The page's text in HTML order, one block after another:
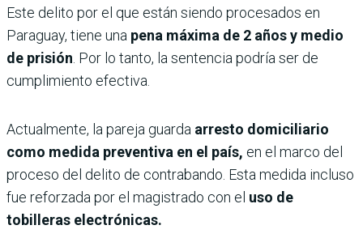
Este delito por el que están siendo procesados en
Paraguay, tiene una pena máxima de 2 años y medio
de prisión. Por lo tanto, la sentencia podría ser de
cumplimiento efectiva.
Actualmente, la pareja guarda arresto domiciliario
como medida preventiva en el país, en el marco del
proceso del delito de contrabando. Esta medida incluso
fue reforzada por el magistrado con el uso de
tobilleras electrónicas.